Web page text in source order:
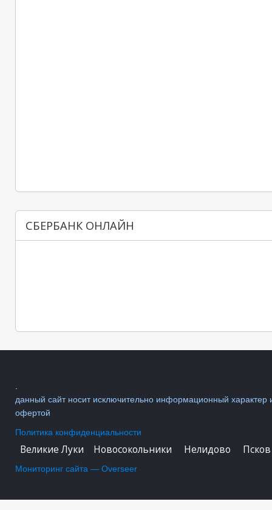
СБЕРБАНК ОНЛАЙН
.
данный сайт носит исключительно информационный характер
офертой
Политика конфиденциальности
Великие Луки Новосокольники Нелидово
Мониторинг сайта — Overseer